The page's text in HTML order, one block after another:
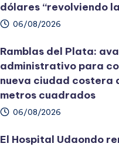
dólares “revolviendo
06/08/2026
Ramblas del Plata:
administrativo para
nueva ciudad costera
metros cuadrados
06/08/2026
El Hospital Udaondo